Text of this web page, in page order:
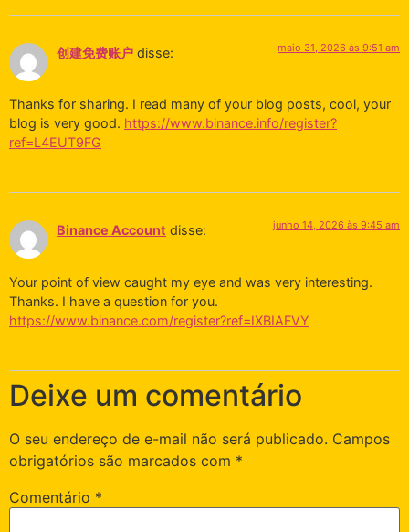
创建免费账户 disse: maio 31, 2026 às 9:51 am
Thanks for sharing. I read many of your blog posts, cool, your
blog is very good. https://www.binance.info/register?
ref=L4EUT9FG
Binance Account disse: junho 14, 2026 às 9:45 am
Your point of view caught my eye and was very interesting.
Thanks. I have a question for you.
https://www.binance.com/register?ref=IXBIAFVY
Deixe um comentário
O seu endereço de e-mail não será publicado. Campos
obrigatórios são marcados com *
Comentário *